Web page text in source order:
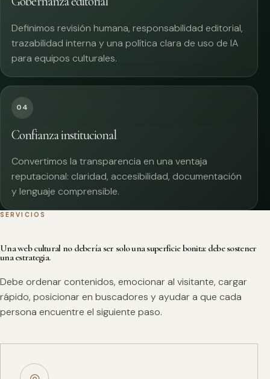
Definimos revisión humana, responsabilidad editorial,
trazabilidad interna y una política clara de uso de IA
para equipos culturales.
04
Confianza institucional
Convertimos la transparencia en una ventaja
reputacional: claridad, accesibilidad, documentación
y lenguaje comprensible.
SERVICIOS
Una web cultural no debería ser solo una superficie bonita: debe sostener
una estrategia.
Debe ordenar contenidos, emocionar al visitante, cargar
rápido, posicionar en buscadores y ayudar a que cada
persona encuentre el siguiente paso.